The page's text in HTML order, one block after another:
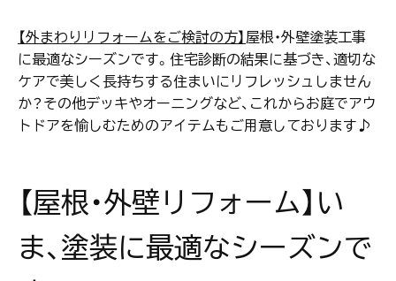
【外まわりリフォームをご検討の方】→屋根・外壁塗装工事
に最適なシーズンです。住宅診断の結果に基づき、適切な
ケアで美しく長持ちする住まいにリフレッシュしません
か？その他デッキやオーニングなど、これからお庭でアウ
トドアを愉しむためのアイテムもご用意しております♪
【屋根・外壁リフォーム】い
ま、塗装に最適なシーズンで